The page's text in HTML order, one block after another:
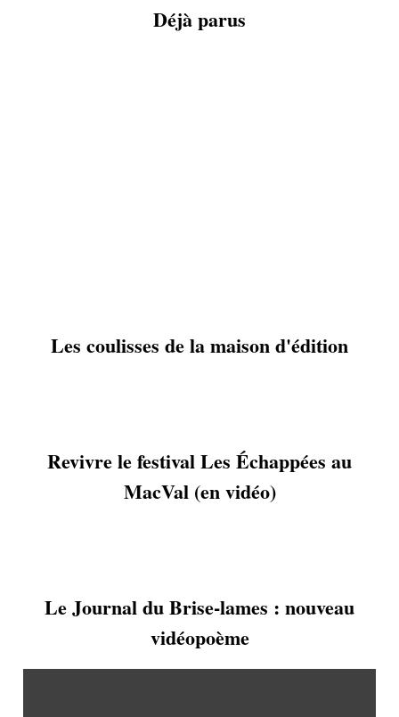
Déjà parus
Les coulisses de la maison d'édition
Revivre le festival Les Échappées au
MacVal (en vidéo)
Le Journal du Brise-lames : nouveau
vidéopoème